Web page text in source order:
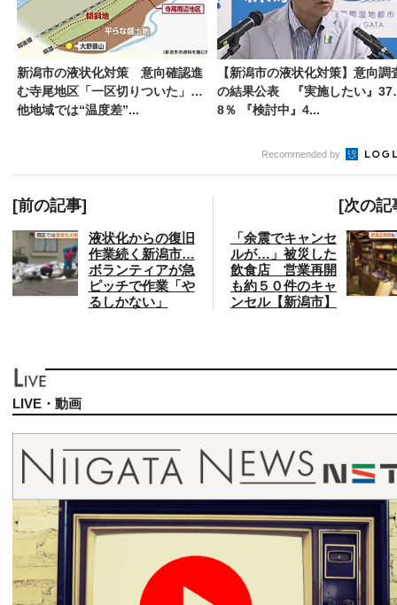
新潟市の液状化対策 意向確認進
む寺尾地区「一区切りついた」
他地域では“温度差”...
【新潟市の液状化対策】意向調
の結果公表 『実施したい』37.
8％ 『検討中』4...
Recommended by
[前の記事]
液状化からの復旧
作業続く新潟市…
ボランティアが急
ピッチで作業「や
るしかない」
[次の記
「余震でキャンセ
ルが…」被災した
飲食店 営業再開
も約５０件のキャ
ンセル【新潟市】
LIVE・動画